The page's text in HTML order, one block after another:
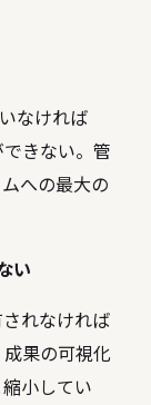
なければ
きない。管
への最大の
い
れなければ
果の可視化
小してい